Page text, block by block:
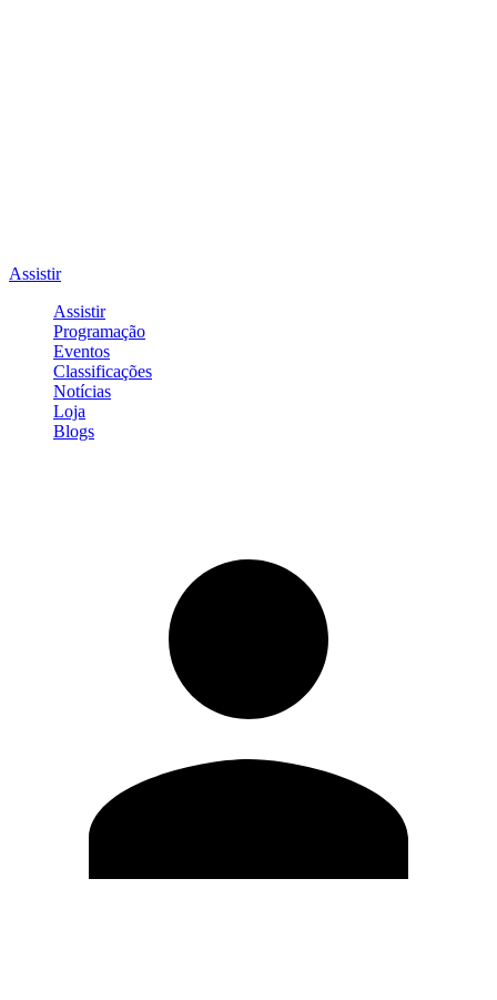
Assistir
Assistir
Programação
Eventos
Classificações
Notícias
Loja
Blogs